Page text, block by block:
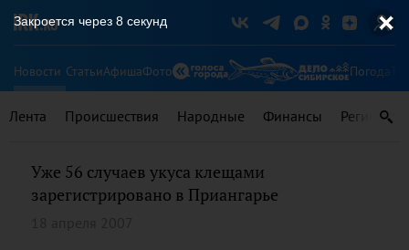
Новости СтатьиАфишаФото Погода
Лента Происшествия Народные Финансы Регионы
Уже 56 случаев укуса клещами
зарегистрировано в Приангарье
Закроется через 7 секунд